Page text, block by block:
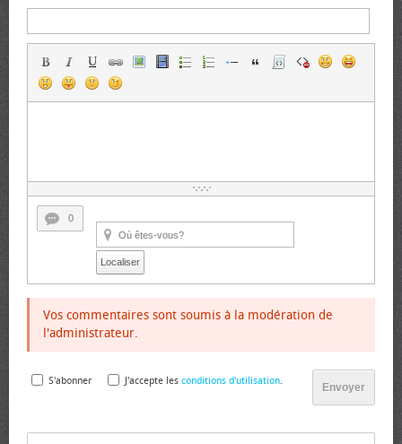
0
Localiser
Vos commentaires sont soumis à la modération de
l'administrateur.
Envoyer
S'abonner J'accepte les conditions d'utilisation.